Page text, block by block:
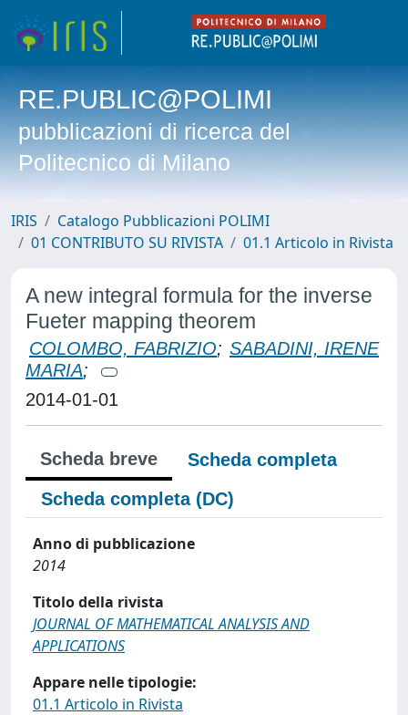
RE.PUBLIC@POLIMI
pubblicazioni di ricerca del
Politecnico di Milano
IRIS
Catalogo Pubblicazioni POLIMI
01 CONTRIBUTO SU RIVISTA
01.1 Articolo in Rivista
A new integral formula for the inverse
Fueter mapping theorem
COLOMBO, FABRIZIO; SABADINI, IRENE
MARIA;
2014-01-01
Scheda breve
Scheda completa
Scheda completa (DC)
Anno di pubblicazione
2014
Titolo della rivista
JOURNAL OF MATHEMATICAL ANALYSIS AND
APPLICATIONS
Appare nelle tipologie:
01.1 Articolo in Rivista